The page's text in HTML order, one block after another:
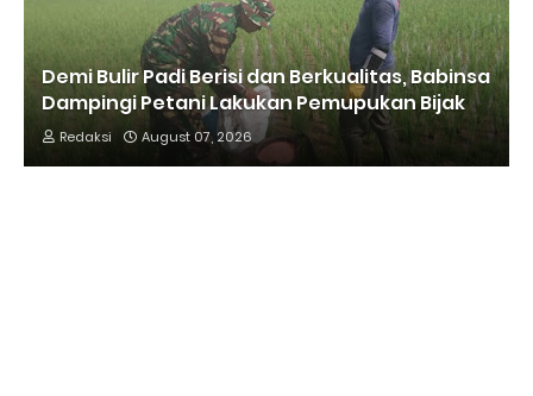
Demi Bulir Padi Berisi dan Berkualitas, Babinsa
Dampingi Petani Lakukan Pemupukan Bijak
Redaksi August 07, 2026